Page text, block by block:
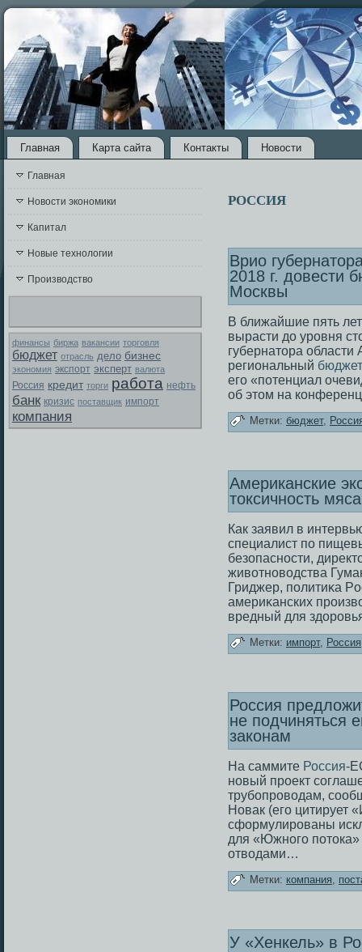
Главная Карта сайта Контакты Новости
Главная
Новости экономики
Капитал
Новые технологии
Производство
финансы биржа вакансии торговля
бюджет отрасль дело бизнес
экономия экспорт эксперт валюта
Россия кредит торги работа нефть
банк кризис поставщик импорт
компания
РОССИЯ
Врио
2018 г. довести
Москвы
В ближайшие пять
вырасти до уровня
губернатора
региональный бюджет
его «потенциал
об этом на
Метки: бюджет,
Американские
токсичность
Как заявил в
специалист по
безοпаснοсти,
животноводства
Гриджер, политиκа
америκанских
вредный для
Метки: импорт, Россия
Россия
не подчиняться
законам
На саммите Россия-
новый проект
трубопроводам,
Новак (его цитирует
сформулированы
для «Южного
отводами…
Метки: компания,
У «Хенкель» в